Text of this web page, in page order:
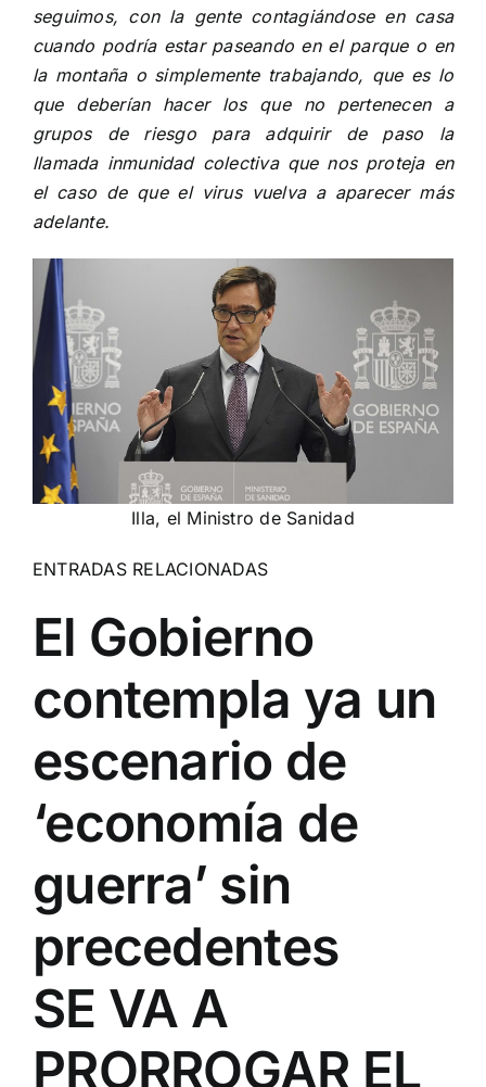
seguimos, con la gente contagiándose en casa
cuando podría estar paseando en el parque o en
la montaña o simplemente trabajando, que es lo
que deberían hacer los que no pertenecen a
grupos de riesgo para adquirir de paso la
llamada inmunidad colectiva que nos proteja en
el caso de que el virus vuelva a aparecer más
adelante.
Illa, el Ministro de Sanidad
ENTRADAS RELACIONADAS
El Gobierno
contempla ya un
escenario de
‘economía de
guerra’ sin
precedentes
SE VA A
PRORROGAR EL